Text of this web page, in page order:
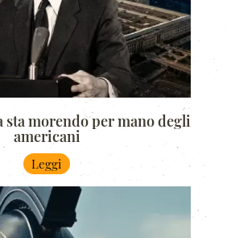
sta morendo per mano degli
americani
Leggi